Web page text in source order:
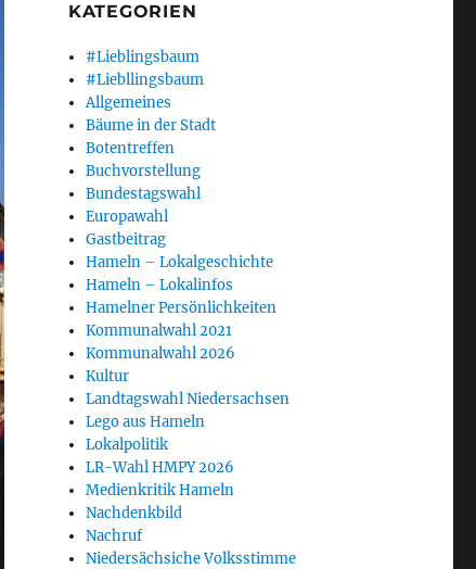
KATEGORIEN
#Lieblingsbaum
#Liebllingsbaum
Allgemeines
Bäume in der Stadt
Botentreffen
Buchvorstellung
Bundestagswahl
Europawahl
Gastbeitrag
Hameln – Lokalgeschichte
Hameln – Lokalinfos
Hamelner Persönlichkeiten
Kommunalwahl 2021
Kommunalwahl 2026
Kultur
Landtagswahl Niedersachsen
Lego aus Hameln
Lokalpolitik
LR-Wahl HMPY 2026
Medienkritik Hameln
Nachdenkbild
Nachruf
Niedersächsiche Volksstimme